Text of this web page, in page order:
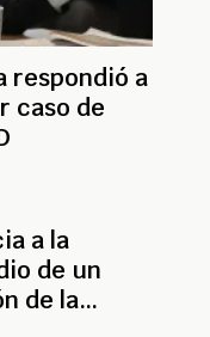
respondió a
caso de
a la
de un
de la